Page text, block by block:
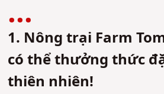
1. Nông trại Farm
có thể thưởng thức
thiên nhiên!